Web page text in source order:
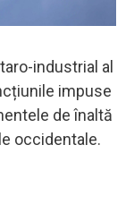
industrial al
impuse
de înaltă
occidentale.